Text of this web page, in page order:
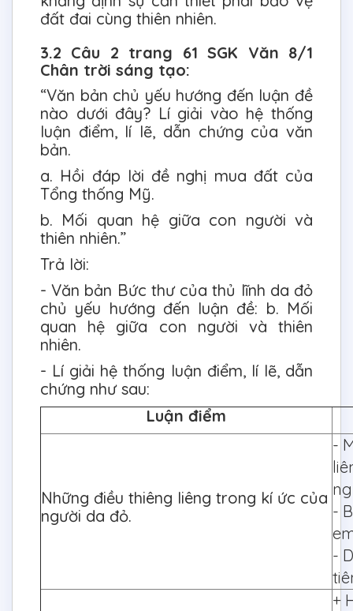
đất đai cùng thiên nhiên.
3.2 Câu 2 trang 61 SGK Văn 8/1
Chân trời sáng tạo:
“Văn bản chủ yếu hướng đến luận đề
nào dưới đây? Lí giải vào hệ thống
luận điểm, lí lẽ, dẫn chứng của văn
bản.
a. Hồi đáp lời đề nghị mua đất của
Tổng thống Mỹ.
b. Mối quan hệ giữa con người và
thiên nhiên.”
Trả lời:
- Văn bản Bức thư của thủ lĩnh da đỏ
chủ yếu hướng đến luận đề: b. Mối
quan hệ giữa con người và thiên
nhiên.
- Lí giải hệ thống luận điểm, lí lẽ, dẫn
chứng như sau:
Luận điểm
Những điều thiêng liêng trong kí ức của
người da đỏ.
-
-
-
+